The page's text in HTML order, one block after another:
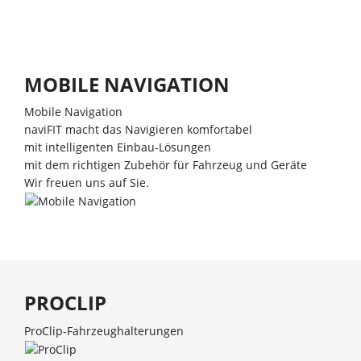
MOBILE NAVIGATION
Mobile Navigation
naviFIT macht das Navigieren komfortabel
mit intelligenten Einbau-Lösungen
mit dem richtigen Zubehör für Fahrzeug und Geräte
Wir freuen uns auf Sie.
PROCLIP
ProClip-Fahrzeughalterungen